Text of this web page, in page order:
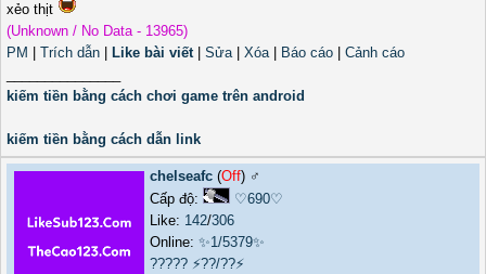
xẻo thịt
(Unknown / No Data - 13965)
PM
Trích dẫn Like bài viết| Sửa| Xóa| Báo cáo
Cảnh cáo
kiếm tiền bằng cách chơi game trên android
kiếm tiền bằng cách dẫn link
chelseafc (Off) ♂️
Cấp độ:
♡690♡
Like: 142/306
Online: ✨1/5379✨
????? ⚡??/??⚡